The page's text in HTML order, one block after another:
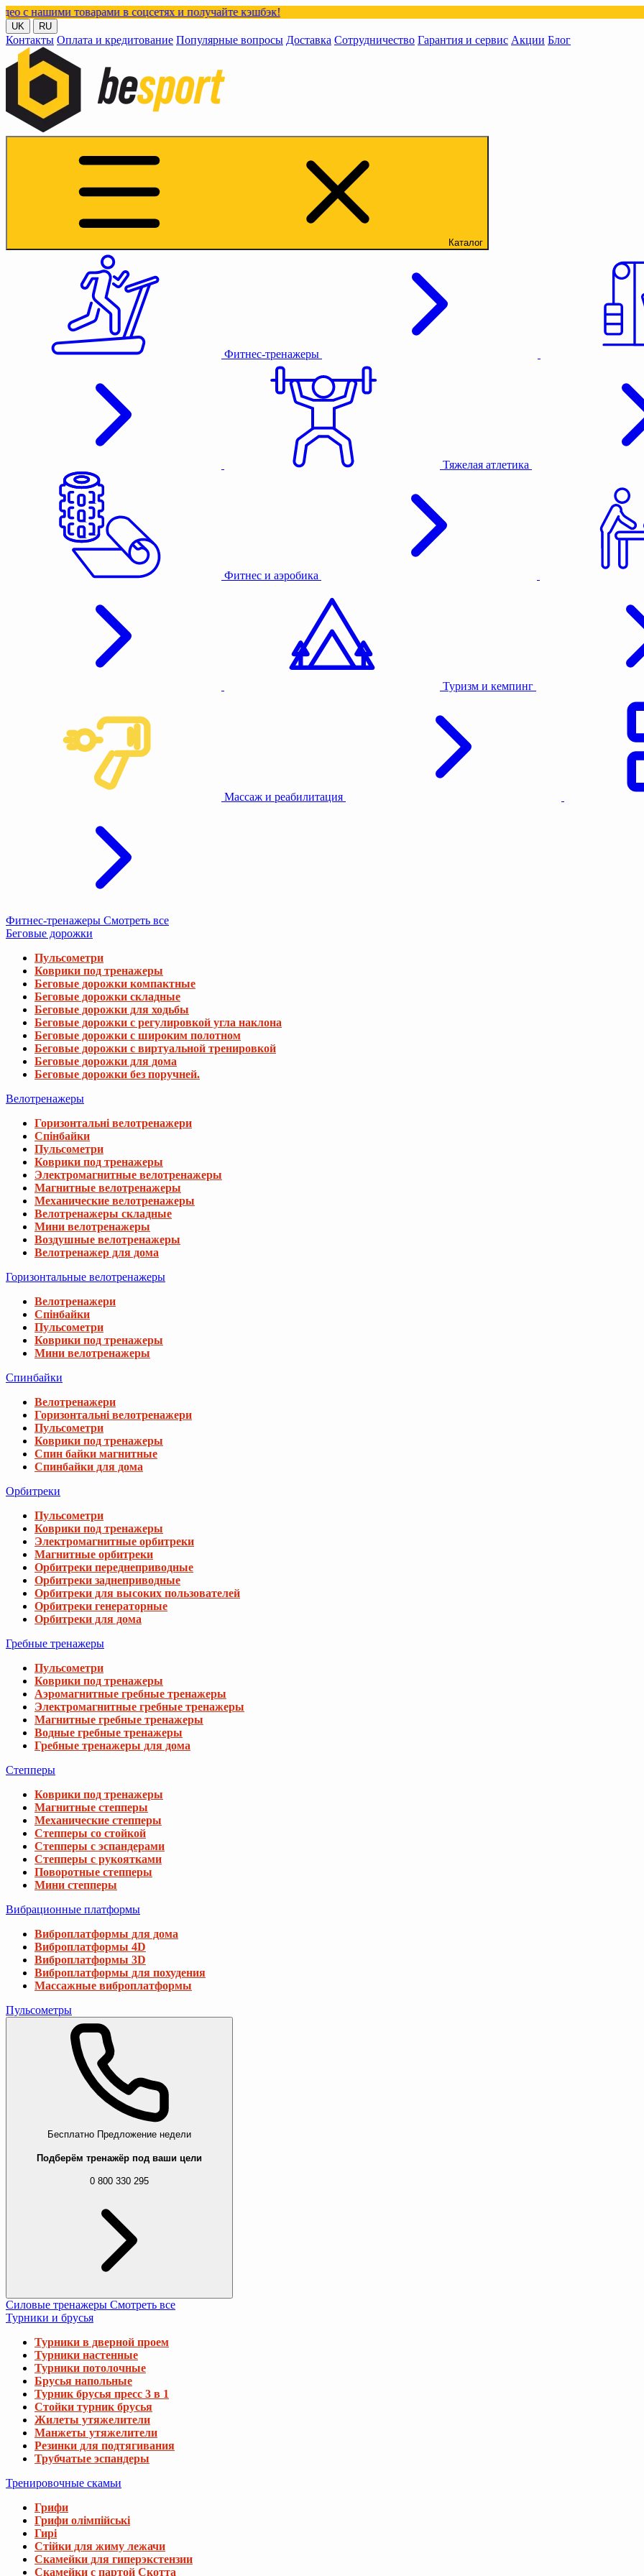
в соцсетях и получайте кэшбэк!
UK RU
Контакты Оплата и кредитование Популярные вопросы Доставка Сотрудничество Гарантия и сервис Акции Блог
Каталог
Фитнес-тренажеры
Тяжелая атлетика
Фитнес и аэробика
Туризм и кемпинг
Массаж и реабилитация
Фитнес-тренажеры Смотреть все
Беговые дорожки
Пульсометри
Коврики под тренажеры
Беговые дорожки компактные
Беговые дорожки складные
Беговые дорожки для ходьбы
Беговые дорожки с регулировкой угла наклона
Беговые дорожки с широким полотном
Беговые дорожки с виртуальной тренировкой
Беговые дорожки для дома
Беговые дорожки без поручней.
Велотренажеры
Горизонтальні велотренажери
Спінбайки
Пульсометри
Коврики под тренажеры
Электромагнитные велотренажеры
Магнитные велотренажеры
Механические велотренажеры
Велотренажеры складные
Мини велотренажеры
Воздушные велотренажеры
Велотренажер для дома
Горизонтальные велотренажеры
Велотренажери
Спінбайки
Пульсометри
Коврики под тренажеры
Мини велотренажеры
Спинбайки
Велотренажери
Горизонтальні велотренажери
Пульсометри
Коврики под тренажеры
Спин байки магнитные
Спинбайки для дома
Орбитреки
Пульсометри
Коврики под тренажеры
Электромагнитные орбитреки
Магнитные орбитреки
Орбитреки переднеприводные
Орбитреки заднеприводные
Орбитреки для высоких пользователей
Орбитреки генераторные
Орбитреки для дома
Гребные тренажеры
Пульсометри
Коврики под тренажеры
Аэромагнитные гребные тренажеры
Электромагнитные гребные тренажеры
Магнитные гребные тренажеры
Водные гребные тренажеры
Гребные тренажеры для дома
Степперы
Коврики под тренажеры
Магнитные степперы
Механические степперы
Степперы со стойкой
Степперы с эспандерами
Степперы с рукоятками
Поворотные степперы
Мини степперы
Вибрационные платформы
Виброплатформы для дома
Виброплатформы 4D
Виброплатформы 3D
Виброплатформы для похудения
Массажные виброплатформы
Пульсометры
Бесплатно Предложение недели
Подберём тренажёр под ваши цели
0 800 330 295
Силовые тренажеры Смотреть все
Турники и брусья
Турники в дверной проем
Турники настенные
Турники потолочные
Брусья напольные
Турник брусья пресс 3 в 1
Стойки турник брусья
Жилеты утяжелители
Манжеты утяжелители
Резинки для подтягивания
Трубчатые эспандеры
Тренировочные скамьи
Грифи
Грифи олімпійські
Гирі
Стійки для жиму лежачи
Скамейки для гиперэкстензии
Скамейки с партой Скотта